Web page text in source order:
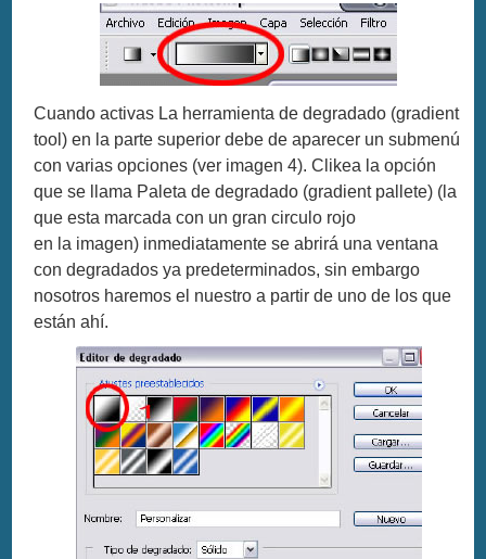
Cuando activas La herramienta de degradado (gradient
tool) en la parte superior debe de aparecer un submenú
con varias opciones (ver imagen 4). Clikea la opción
que se llama Paleta de degradado (gradient pallete) (la
que esta marcada con un gran circulo rojo
en la imagen) inmediatamente se abrirá una ventana
con degradados ya predeterminados, sin embargo
nosotros haremos el nuestro a partir de uno de los que
están ahí.